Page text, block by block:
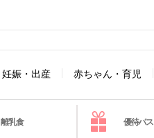
妊娠・出産 赤ちゃん・育児
離乳食 優待パス